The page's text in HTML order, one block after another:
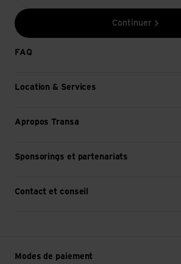
Continuer
FAQ
Location & Services
Apropos Transa
Sponsorings et partenariats
Contact et conseil
Modes de paiement